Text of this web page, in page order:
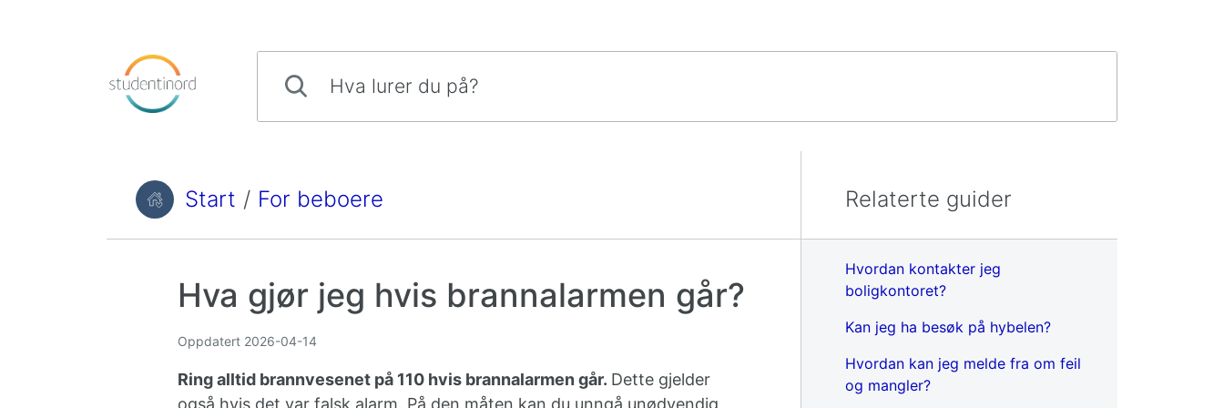
Du er her:Start / For beboere
Hva gjør jeg hvis brannalarmen går?
Oppdatert 2026-04-14
Ring alltid brannvesenet på 110 hvis brannalarmen går. Dette gjelder
også hvis det var falsk alarm. På den måten kan du unngå unødvendig
Relaterte guider
Hvordan kontakter jeg
boligkontoret?
Kan jeg ha besøk på hybelen?
Hvordan kan jeg melde fra om feil
og mangler?